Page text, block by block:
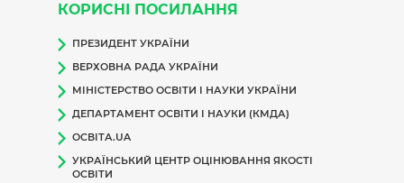
КОРИСНІ ПОСИЛАННЯ
ПРЕЗИДЕНТ УКРАЇНИ
ВЕРХОВНА РАДА УКРАЇНИ
МІНІСТЕРСТВО ОСВІТИ І НАУКИ УКРАЇНИ
ДЕПАРТАМЕНТ ОСВІТИ І НАУКИ (КМДА)
ОСВІТА.UA
УКРАЇНСЬКИЙ ЦЕНТР ОЦІНЮВАННЯ ЯКОСТІ
ОСВІТИ